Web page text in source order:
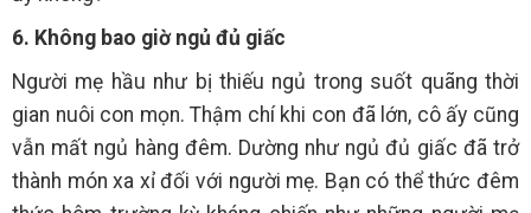
6. Không bao giờ ngủ đủ giấc
Người mẹ hầu như bị thiếu ngủ trong suốt quãng thời
gian nuôi con mọn. Thậm chí khi con đã lớn, cô ấy cũng
vẫn mất ngủ hàng đêm. Dường như ngủ đủ giấc đã trở
thành món xa xỉ đối với người mẹ. Bạn có thể thức đêm